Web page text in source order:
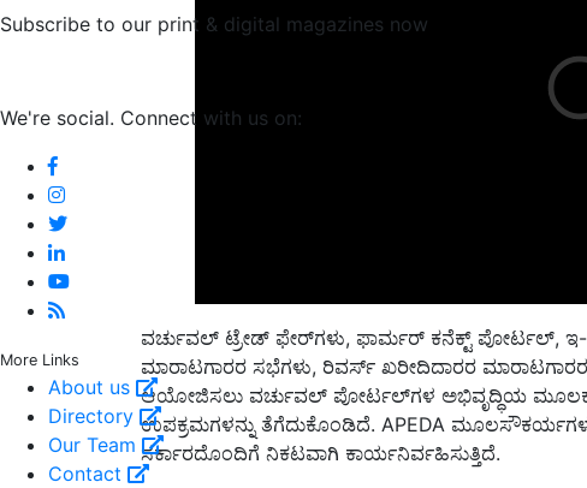
Subscribe to our print & digital magazines now
We're social. Connect with us on:
More Links
About us
Directory
Our Team
Contact
ವರ್ಚುವಲ್ ಟ್ರೇಡ್ ಫೇರ್‌ಗಳು, ಫಾರ್ಮರ್ ಕನೆಕ್ಟ್ ಪೋರ್ಟಲ್,
ಮಾರಾಟಗಾರರ ಸಭೆಗಳು, ರಿವರ್ಸ್ ಖರೀದಿದಾರರ ಮಾರಾಟಗಾರರ
ಆಯೋಜಿಸಲು ವರ್ಚುವಲ್ ಪೋರ್ಟಲ್‌ಗಳ ಅಭಿವೃದ್ಧಿಯ
ಉಪಕ್ರಮಗಳನ್ನು ತೆಗೆದುಕೊಂಡಿದೆ. APEDA
ಸರ್ಕಾರದೊಂದಿಗೆ ನಿಕಟವಾಗಿ ಕಾರ್ಯನಿರ್ವಹಿಸುತ್ತಿದೆ.